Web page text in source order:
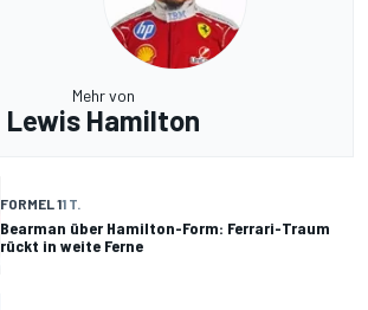
Mehr von
Lewis Hamilton
FORMEL 11 T.
Bearman über Hamilton-Form: Ferrari-Traum
rückt in weite Ferne